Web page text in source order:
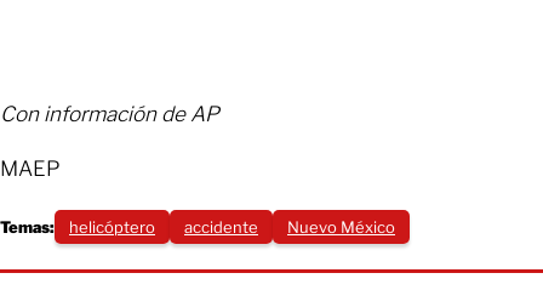
Con información de AP
MAEP
Temas: helicóptero accidente Nuevo México